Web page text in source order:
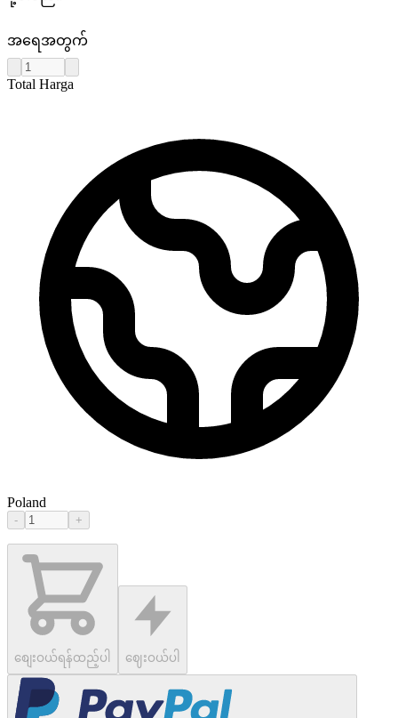
အရေအတွက်
Total Harga
Poland
- +
စျေးဝယ်ရန်ထည့်ပါ ဈေးဝယ်ပါ